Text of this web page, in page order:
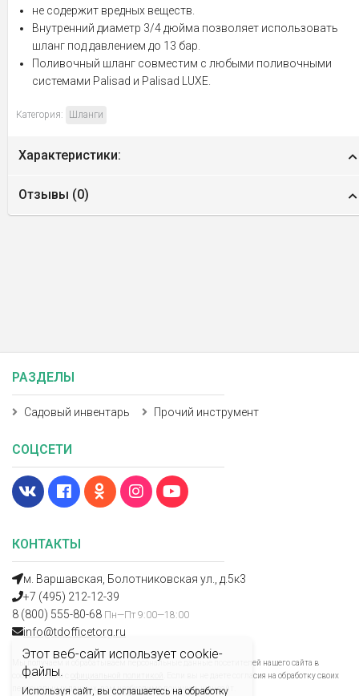
Этот веб-сайт использует cookie-
файлы.
Используя сайт, вы соглашаетесь на обработку
не содержит вредных веществ.
Внутренний диаметр 3/4 дюйма позволяет использовать
шланг под давлением до 13 бар.
Поливочный шланг совместим с любыми поливочными
системами Palisad и Palisad LUXE.
Категория: Шланги
Характеристики:
Отзывы (0)
КОНТАКТЫ
м. Варшавская, Болотниковская ул., д.5к3
+7 (495) 212-12-39
8 (800) 555-80-68 Пн—Пт 9:00—18:00
info@tdofficetorg.ru
Мы получаем и обрабатываем персональные данные посетителей нашего сайта в
соответствии с
. Если вы не даете согласия на обработку своих
персональных данных, вам необходимо покинуть наш сайт.
РАЗДЕЛЫ
Садовый инвентарь Прочий инструмент
СОЦСЕТИ